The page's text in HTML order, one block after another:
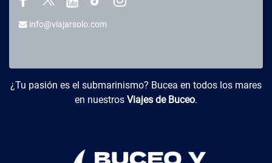
info@viajarsolo.com
Buceo y Viajes
¿Tu pasión es el submarinismo? Bucea en todos los mares
en nuestros Viajes de Buceo.